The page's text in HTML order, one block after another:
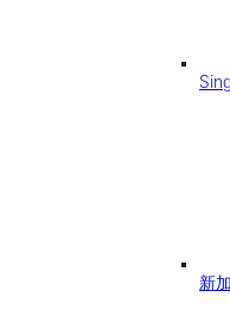
新